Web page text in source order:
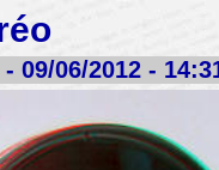
09/06/2012 -